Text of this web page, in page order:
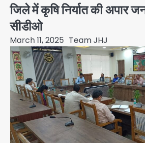
जिले में कृषि निर्यात की अपार
सीडीओ
March 11, 2025 Team JHJ